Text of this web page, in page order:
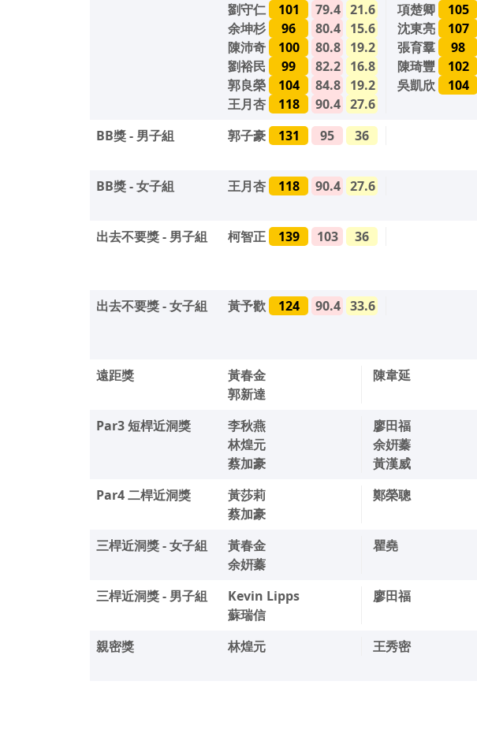
劉守仁
101 79.4 21.6 項楚卿 105
余坤杉
96 80.4 15.6 沈東亮 107
陳沛奇
100 80.8 19.2 張育羣 98
劉裕民
99 82.2 16.8 陳琦豐 102
郭良榮
104 84.8 19.2 吳凱欣 104
王月杏
118 90.4 27.6
BB獎 - 男子組 郭子豪 131 95 36
BB獎 - 女子組
王月杏 118 90.4 27.6
出去不要獎 - 男子組
柯智正 139 103 36
出去不要獎 - 女子組 黃予歡 124 90.4 33.6
遠距獎 黃春金
陳韋延
郭新達
Par3 短桿近洞獎 李秋燕
廖田福
林煌元
余姸蓁
蔡加豪
黃漢威
Par4 二桿近洞獎 黃莎莉
鄭榮聰
蔡加豪
三桿近洞獎 - 女子組
黃春金
瞿堯
余姸蓁
三桿近洞獎 - 男子組
Kevin Lipps
廖田福
蘇瑞信
親密獎
林煌元 王秀密